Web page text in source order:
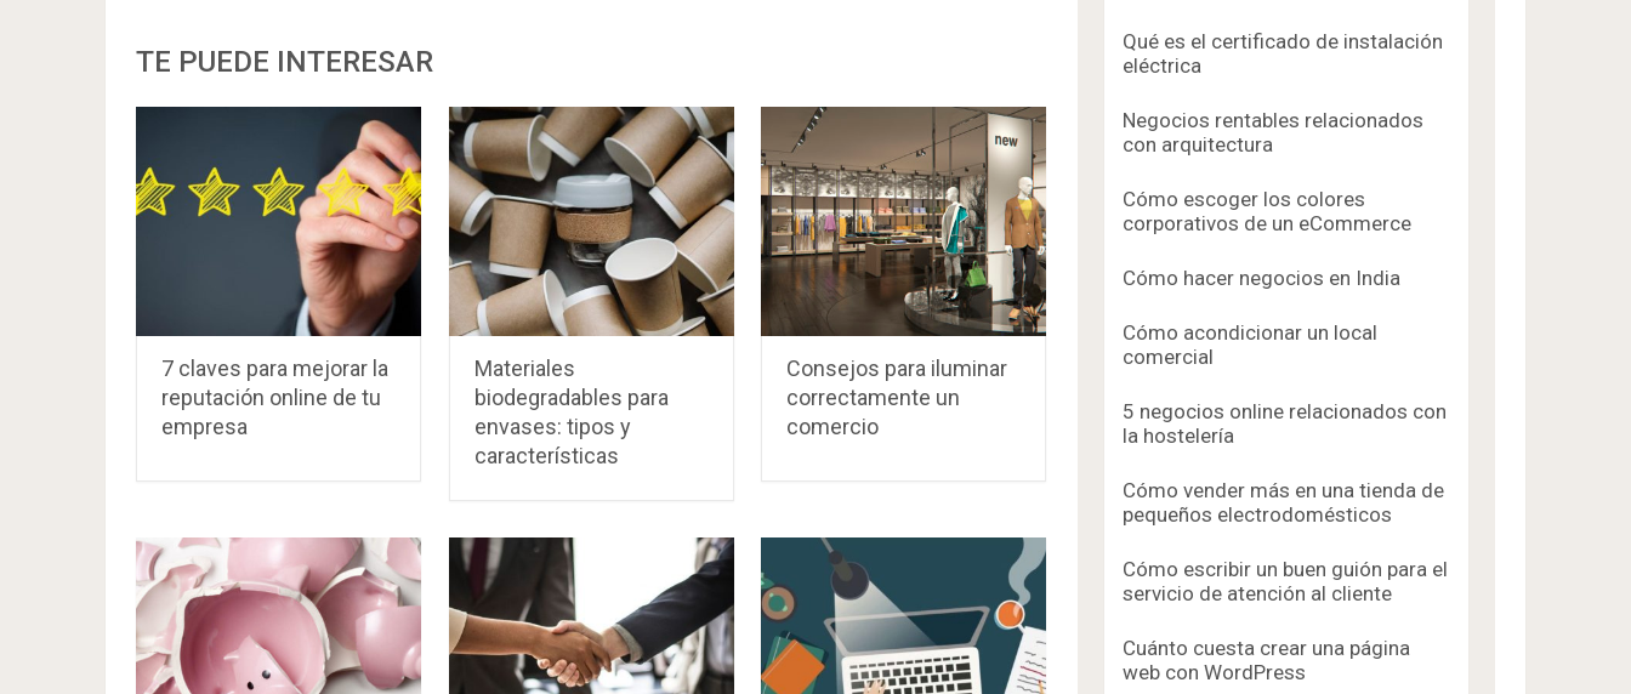
TE PUEDE INTERESAR
7 claves para mejorar la
reputación online de tu
empresa
Materiales
biodegradables para
envases: tipos y
características
Consejos para iluminar
correctamente un
comercio
Qué es el certificado de instalación
eléctrica
Negocios rentables relacionados
con arquitectura
Cómo escoger los colores
corporativos de un eCommerce
Cómo hacer negocios en India
Cómo acondicionar un local
comercial
5 negocios online relacionados con
la hostelería
Cómo vender más en una tienda de
pequeños electrodomésticos
Cómo escribir un buen guión para el
servicio de atención al cliente
Cuánto cuesta crear una página
web con WordPress